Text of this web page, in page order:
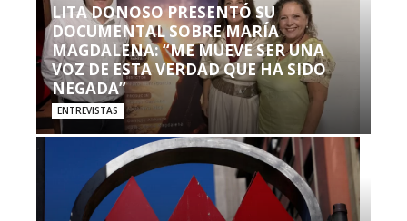
LITA DONOSO PRESENTÓ SU
DOCUMENTAL SOBRE MARÍA
MAGDALENA: “ME MUEVE SER UNA
VOZ DE ESTA VERDAD QUE HA SIDO
NEGADA”
ENTREVISTAS